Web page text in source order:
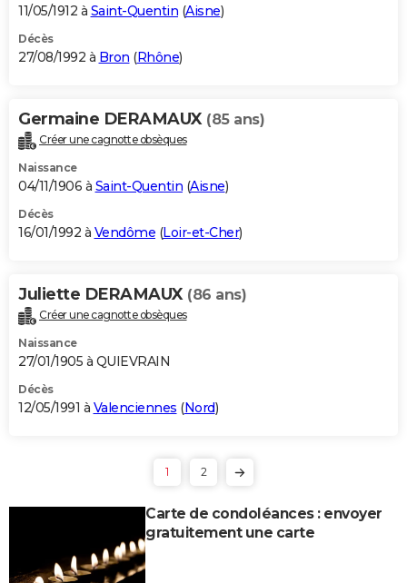
11/05/1912 à Saint-Quentin (Aisne)
Décès
27/08/1992 à Bron (Rhône)
Germaine DERAMAUX (85 ans)
Créer une cagnotte obsèques
Naissance
04/11/1906 à Saint-Quentin (Aisne)
Décès
16/01/1992 à Vendôme (Loir-et-Cher)
Juliette DERAMAUX (86 ans)
Créer une cagnotte obsèques
Naissance
27/01/1905 à QUIEVRAIN
Décès
12/05/1991 à Valenciennes (Nord)
1 2
Carte de condoléances : envoyer
gratuitement une carte